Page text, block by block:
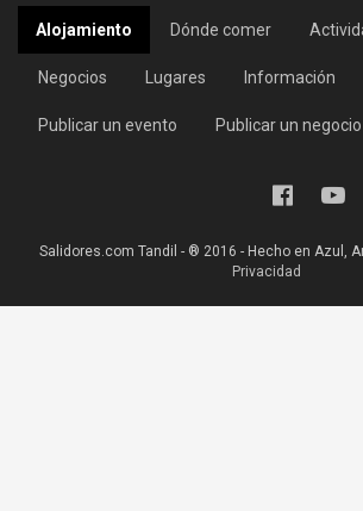
Alojamiento Dónde comer
Negocios Lugares Información
Publicar un evento Publicar un negocio
Salidores.com Tandil - ® 2016 - Hecho en Azul,
Privacidad